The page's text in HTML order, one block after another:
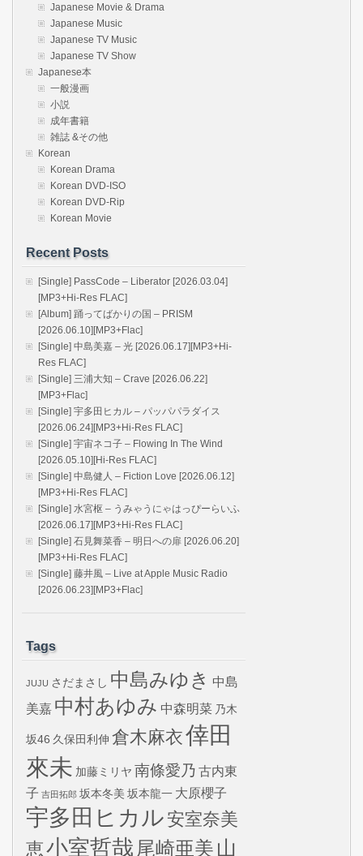
Japanese Movie & Drama
Japanese Music
Japanese TV Music
Japanese TV Show
Japanese本
一般漫画
小説
成年書籍
雑誌 &その他
Korean
Korean Drama
Korean DVD-ISO
Korean DVD-Rip
Korean Movie
Recent Posts
[Single] PassCode – Liberator [2026.03.04]
[MP3+Hi-Res FLAC]
[Album] 踊ってばかりの国 – PRISM
[2026.06.10][MP3+Flac]
[Single] 中島美嘉 – 光 [2026.06.17][MP3+Hi-
Res FLAC]
[Single] 三浦大知 – Crave [2026.06.22]
[MP3+Flac]
[Single] 宇多田ヒカル – パッパパラダイス
[2026.06.24][MP3+Hi-Res FLAC]
[Single] 宇宙ネコ子 – Flowing In The Wind
[2026.05.10][Hi-Res FLAC]
[Single] 中島健人 – Fiction Love [2026.06.12]
[MP3+Hi-Res FLAC]
[Single] 水宮枢 – うみゃうにゃはっぴーらいふ
[2026.06.17][MP3+Hi-Res FLAC]
[Single] 石見舞菜香 – 明日への扉 [2026.06.20]
[MP3+Hi-Res FLAC]
[Single] 藤井風 – Live at Apple Music Radio
[2026.06.23][MP3+Flac]
Tags
JUJU さだまさし 中島みゆき 中島
美嘉 中村あゆみ 中森明菜 乃木
坂46 久保田利伸 倉木麻衣倖田
來未 加藤ミリヤ 南條愛乃 古内東
子 吉田拓郎 坂本冬美 坂本龍一 大原櫻子
宇多田ヒカル安室奈美
恵小室哲哉 尾崎亜美 山